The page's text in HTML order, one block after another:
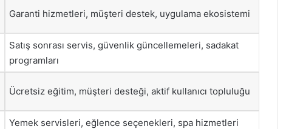
Garanti hizmetleri, müşteri destek, uygulama ekosistemi
Satış sonrası servis, güvenlik güncellemeleri, sadakat
programları
Ücretsiz eğitim, müşteri desteği, aktif kullanıcı topluluğu
Yemek servisleri, eğlence seçenekleri, spa hizmetleri